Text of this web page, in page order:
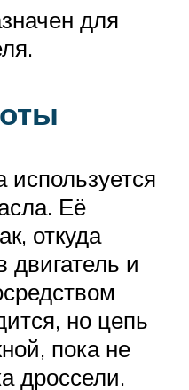
для
используется
Её
откуда
двигатель и
но цепь
пока не
дроссели.